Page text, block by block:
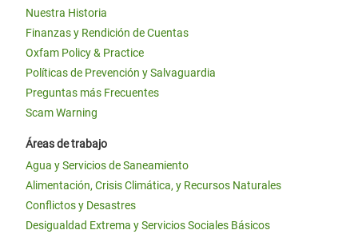
Nuestra Historia
Finanzas y Rendición de Cuentas
Oxfam Policy & Practice
Políticas de Prevención y Salvaguardia
Preguntas más Frecuentes
Scam Warning
Áreas de trabajo
Agua y Servicios de Saneamiento
Alimentación, Crisis Climática, y Recursos Naturales
Conflictos y Desastres
Desigualdad Extrema y Servicios Sociales Básicos